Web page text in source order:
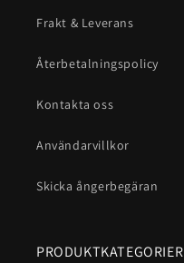
Frakt & Leverans
Återbetalningspolicy
Kontakta oss
Användarvillkor
Skicka ångerbegäran
PRODUKTKATEGORIER